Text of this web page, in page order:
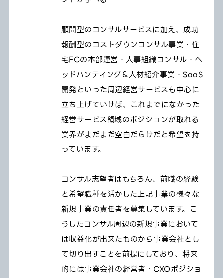
顧問型のコンサルサービスに加え、成功
報酬型のコストダウンコンサル事業・住
宅FCの本部運営・人事組織コンサル・ヘ
ッドハンティング＆人材紹介事業・SaaS
開発といった周辺経営サービスも中心に
立ち上げていけば、これまでになかった
経営サービス領域のポジションが取れる
業界がまだまだ空白だらけだと希望を持
っています。
コンサル志望者はもちろん、前職の経験
と希望職種を活かした上記事業の様々な
新規事業の責任者を募集しています。こ
うしたコンサル周辺の新規事業において
は収益化が出来たものから事業会社とし
て切り出すことを前提にしており、将来
的には事業会社の経営者・CXOポジショ